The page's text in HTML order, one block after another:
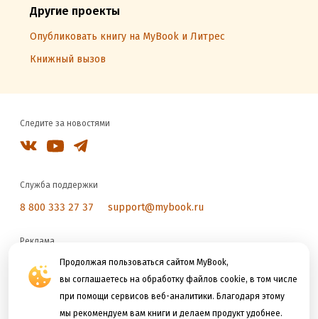
Продолжая пользоваться сайтом MyBook,
вы соглашаетесь на обработку файлов cookie, в том числе
при помощи сервисов веб-аналитики. Благодаря этому
мы рекомендуем вам книги и делаем продукт удобнее.
Другие проекты
Опубликовать книгу на MyBook и Литрес
Книжный вызов
Следите за новостями
Служба поддержки
8 800 333 27 37 support@mybook.ru
Реклама
reklama@litres.ru
Мы принимаем к оплате